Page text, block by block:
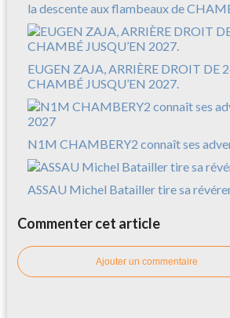
la descente aux flambeaux de
EUGEN ZAJA, ARRIÈRE DROIT DE
CHAMBÉ JUSQU’EN 2027.
N1M CHAMBERY2 connaît ses
ASSAU Michel Batailler tire sa
Commenter cet article
Ajouter un commentaire